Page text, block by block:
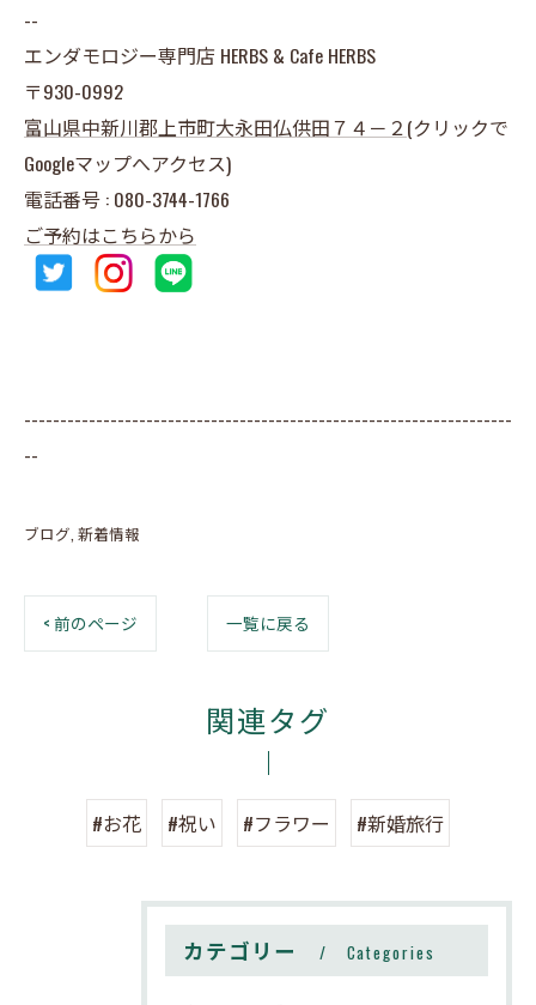
--
エンダモロジー専門店 HERBS & Cafe HERBS
〒930-0992
富山県中新川郡上市町大永田仏供田７４－２(クリックで
Googleマップへアクセス)
電話番号 : 080-3744-1766
ご予約はこちらから
--------------------------------------------------------------------
--
ブログ 新着情報
< 前のページ 一覧に戻る
関連タグ
#お花 #祝い #フラワー #新婚旅行
カテゴリー Categories